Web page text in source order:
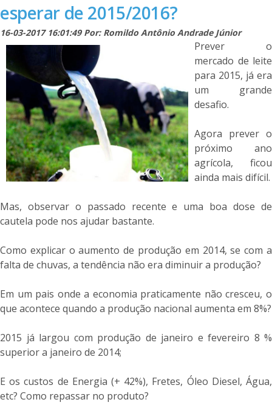
esperar de 2015/2016?
16-03-2017 16:01:49 Por: Romildo Antônio Andrade Júnior
Prever o
mercado de leite
para 2015, já era
um grande
desafio.
Agora prever o
próximo ano
agrícola, ficou
ainda mais difícil.
Mas, observar o passado recente e uma boa dose de
cautela pode nos ajudar bastante.
Como explicar o aumento de produção em 2014, se com a
falta de chuvas, a tendência não era diminuir a produção?
Em um pais onde a economia praticamente não cresceu, o
que acontece quando a produção nacional aumenta em 8%?
2015 já largou com produção de janeiro e fevereiro 8 %
superior a janeiro de 2014;
E os custos de Energia (+ 42%), Fretes, Óleo Diesel, Água,
etc? Como repassar no produto?